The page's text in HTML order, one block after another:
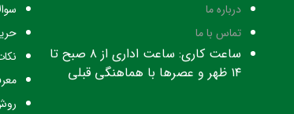
درباره ما
تماس با ما
ساعت کاری: ساعت اداری از ۸ صبح تا
۱۴ ظهر و عصرها با هماهنگی قبلی